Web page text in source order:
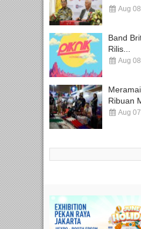
Aug
Band
Rilis...
Aug
Ribuan
Aug